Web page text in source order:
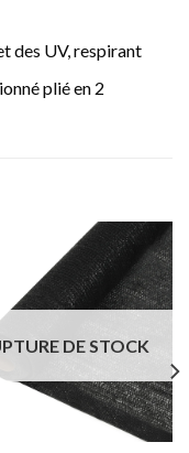
des UV, respirant
plié en 2
DE STOCK